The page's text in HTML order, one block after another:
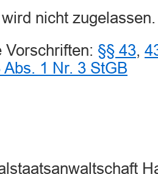
nicht zugelassen.
Vorschriften: §§ 43,
Abs. 1 Nr. 3 StGB